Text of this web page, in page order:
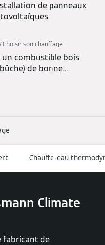
de panneaux
Choisir son chauffage
un combustible bois
de bonne
Chauffe-eau
Climate
fabricant de